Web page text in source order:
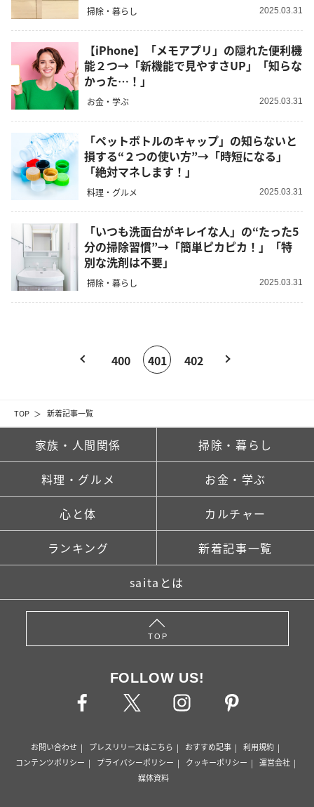
TOP 新着記事一覧
掃除・暮らし 2025.03.31
【iPhone】「メモアプリ」の隠れた便利機
能２つ→「新機能で見やすさUP」「知らな
かった…！」
お金・学ぶ 2025.03.31
「ペットボトルのキャップ」の知らないと
損する“２つの使い方”→「時短になる」
「絶対マネします！」
料理・グルメ 2025.03.31
「いつも洗面台がキレイな人」の“たった5
分の掃除習慣”→「簡単ピカピカ！」「特
別な洗剤は不要」
掃除・暮らし 2025.03.31
400 401 402
家族・人間関係 掃除・暮らし
料理・グルメ お金・学ぶ
心と体 カルチャー
ランキング 新着記事一覧
saitaとは
TOP
FOLLOW US!
お問い合わせ プレスリリースはこちら おすすめ記事
利用規約
コンテンツポリシー
プライバシーポリシー クッキーポリシー
運営会社
媒体資料